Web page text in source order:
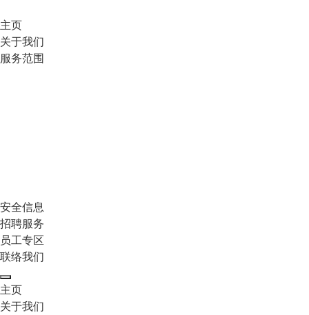
主页
关于我们
服务范围
安全信息
招聘服务
员工专区
联络我们
主页
关于我们